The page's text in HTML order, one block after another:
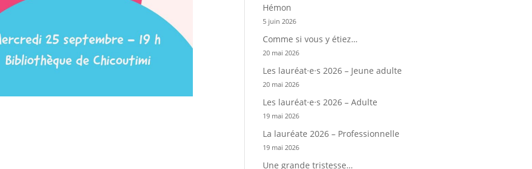
Hémon
5 juin 2026
Comme si vous y étiez…
20 mai 2026
Les lauréat·e·s 2026 – Jeune adulte
20 mai 2026
Les lauréat·e·s 2026 – Adulte
19 mai 2026
La lauréate 2026 – Professionnelle
19 mai 2026
Une grande tristesse…